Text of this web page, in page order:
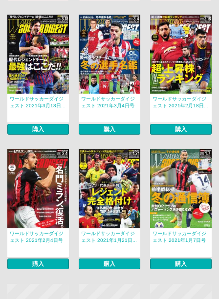
ワールドサッカーダイジ
ェスト 2021年3月18日...
購入
ワールドサッカーダイジ
ェスト 2021年3月4日号
購入
ワールドサッカーダイジ
ェスト 2021年2月18日...
購入
ワールドサッカーダイジ
ェスト 2021年2月4日号
購入
ワールドサッカーダイジ
ェスト 2021年1月21日...
購入
ワールドサッカーダイジ
ェスト 2021年1月7日号
購入